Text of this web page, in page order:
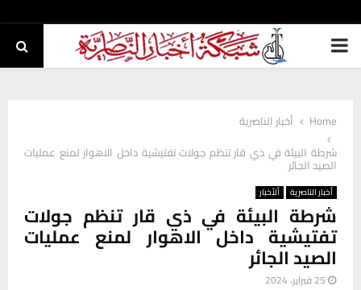
PRIMARY
Home
أخبار الناصرية
شرطة البيئة في ذي قار تنظم جولات تفتيشية داخل الاهوار لمنع عمليات
الصيد الجائر
أخبار الناصرية ألأخبار
شرطة البيئة في ذي قار تنظم جولات
تفتيشية داخل الاهوار لمنع عمليات
الصيد الجائر
25 فبراير، 2024